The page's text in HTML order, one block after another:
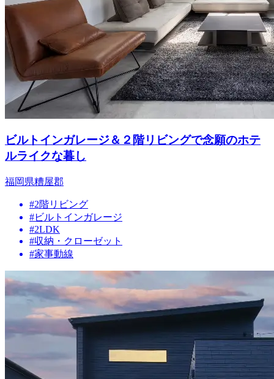
ビルトインガレージ＆２階リビングで念願のホテ
ルライクな暮し
福岡県糟屋郡
#2階リビング
#ビルトインガレージ
#2LDK
#収納・クローゼット
#家事動線